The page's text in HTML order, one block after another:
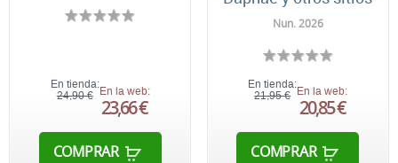
En tienda:
24,90 € En la web:
23,66 €
COMPRAR
Nun. 2026
En tienda:
21,95 € En la web:
20,85 €
COMPRAR